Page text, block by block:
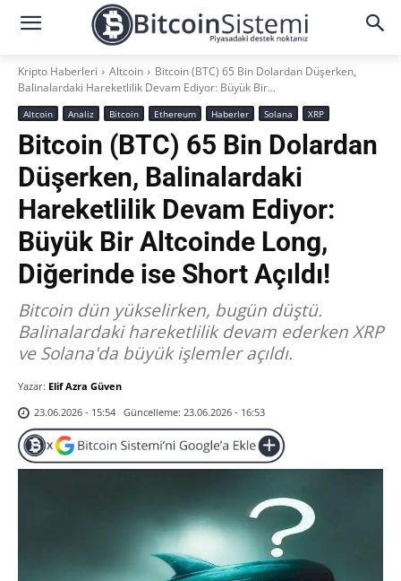
Kripto Haberleri Altcoin
Bitcoin (BTC) 65 Bin Dolardan Düşerken,
Balinalardaki Hareketlilik Devam Ediyor: Büyük Bir...
Altcoin Analiz Bitcoin Ethereum Haberler Solana XRP
Bitcoin (BTC) 65 Bin Dolardan
Düşerken, Balinalardaki
Hareketlilik Devam Ediyor:
Büyük Bir Altcoinde Long,
Diğerinde ise Short Açıldı!
Bitcoin dün yükselirken, bugün düştü.
Balinalardaki hareketlilik devam ederken XRP
ve Solana'da büyük işlemler açıldı.
Yazar: Elif Azra Güven
23.06.2026 - 15:54 Güncelleme: 23.06.2026 - 16:53